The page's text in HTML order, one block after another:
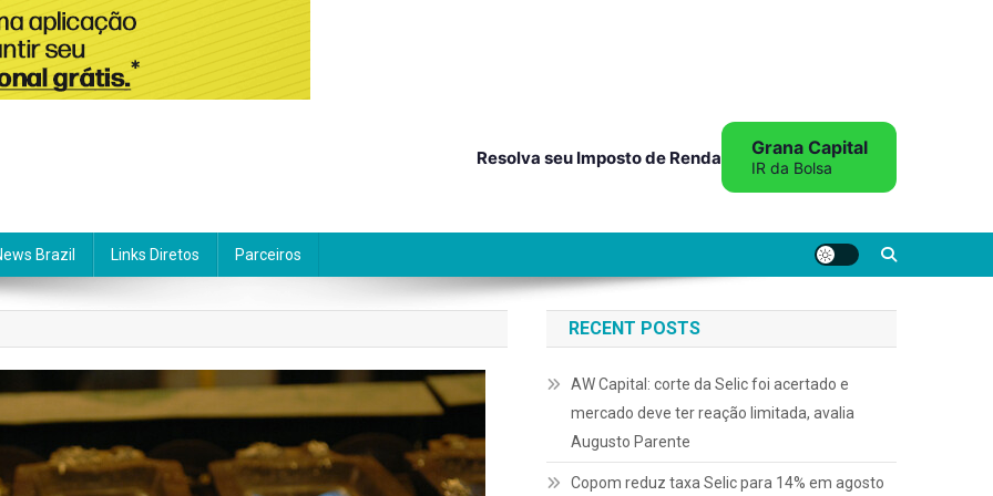
Resolva seu Imposto de Renda Grana Capital
IR da Bolsa
Brazil Links Diretos Parceiros
RECENT POSTS
AW Capital: corte da Selic foi acertado e
mercado deve ter reação limitada, avalia
Augusto Parente
Copom reduz taxa Selic para 14% em agosto